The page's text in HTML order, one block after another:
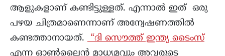
ആളുകളാണ് കണ്ടിട്ടുള്ളത്. എന്നാൽ ഇത് ഒരു
പഴയ ചിത്രമാണെന്നാണ് അന്വേഷണത്തിൽ
കണ്ടത്താനായത്. “ദി സൌത്ത് ഇന്ത്യ ടൈംസ്
എന്ന ഓൺലൈൻ മാധ്യമവും അവരുടെ